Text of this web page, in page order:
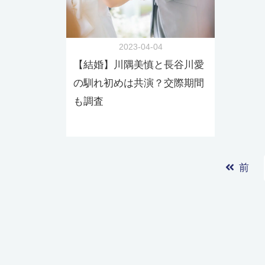
2023-04-04
【結婚】川隅美慎と長谷川愛
の馴れ初めは共演？交際期間
も調査
前